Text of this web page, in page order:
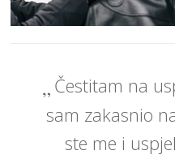
Čestitam na
sam zakasnio
ste me i